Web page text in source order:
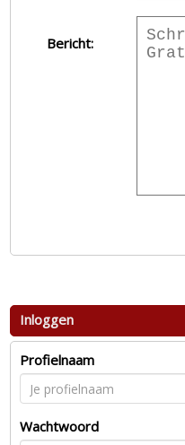
Bericht:
Inloggen
Profielnaam
Wachtwoord